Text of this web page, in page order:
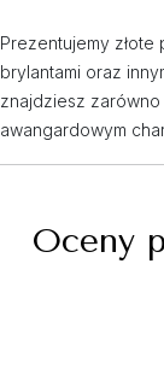
Prezentujemy
brylantami oraz
znajdziesz
awangardowym
Oceny